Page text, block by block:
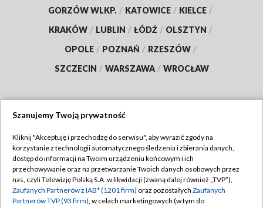
GORZÓW WLKP. / KATOWICE / KIELCE /
KRAKÓW / LUBLIN / ŁÓDŹ / OLSZTYN /
OPOLE / POZNAŃ / RZESZÓW /
SZCZECIN / WARSZAWA / WROCŁAW
TVP
Abonament TVP
Emisja w TVP
Regulamin TVP
Polityka prywatności
Szanujemy Twoją prywatność
Kliknij "Akceptuję i przechodzę do serwisu", aby wyrazić zgody na
korzystanie z technologii automatycznego śledzenia i zbierania danych,
dostęp do informacji na Twoim urządzeniu końcowym i ich
przechowywanie oraz na przetwarzanie Twoich danych osobowych przez
nas, czyli Telewizję Polską S.A. w likwidacji (zwaną dalej również „TVP”),
Zaufanych Partnerów z IAB* (1201 firm) oraz pozostałych Zaufanych
Partnerów TVP (93 firm), w celach marketingowych (w tym do